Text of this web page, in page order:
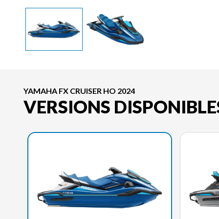
YAMAHA FX CRUISER HO 2024
VERSIONS